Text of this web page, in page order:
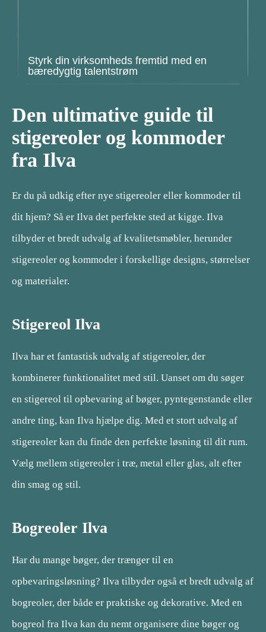
Styrk din virksomheds fremtid med en
bæredygtig talentstrøm
Den ultimative guide til
stigereoler og kommoder
fra Ilva
Er du på udkig efter nye stigereoler eller kommoder til
dit hjem? Så er Ilva det perfekte sted at kigge. Ilva
tilbyder et bredt udvalg af kvalitetsmøbler, herunder
stigereoler og kommoder i forskellige designs, størrelser
og materialer.
Stigereol Ilva
Ilva har et fantastisk udvalg af stigereoler, der
kombinerer funktionalitet med stil. Uanset om du søger
en stigereol til opbevaring af bøger, pyntegenstande eller
andre ting, kan Ilva hjælpe dig. Med et stort udvalg af
stigereoler kan du finde den perfekte løsning til dit rum.
Vælg mellem stigereoler i træ, metal eller glas, alt efter
din smag og stil.
Bogreoler Ilva
Har du mange bøger, der trænger til en
opbevaringsløsning? Ilva tilbyder også et bredt udvalg af
bogreoler, der både er praktiske og dekorative. Med en
bogreol fra Ilva kan du nemt organisere dine bøger og